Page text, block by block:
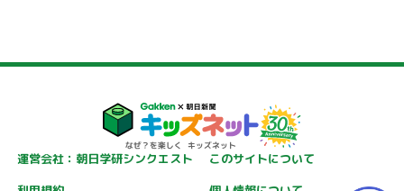
運営会社：朝日学研シンクエスト
このサイトについて